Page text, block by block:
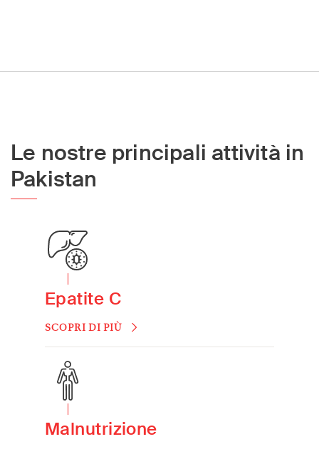
Le nostre principali attività in
Pakistan
Epatite C
SCOPRI DI PIÙ
Malnutrizione